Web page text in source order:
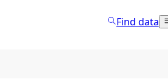
Find data